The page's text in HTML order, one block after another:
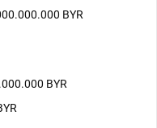
BYR
BYR